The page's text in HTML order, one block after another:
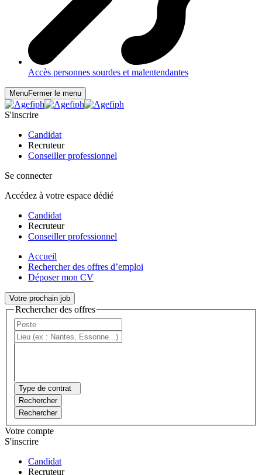
Accès personnes sourdes et malentendantes
MenuFermer le menu
S'inscrire
Candidat
Recruteur
Conseiller professionnel
Se connecter
Accédez à votre espace dédié
Candidat
Recruteur
Conseiller professionnel
Accueil
Rechercher des offres d’emploi
Déposer mon CV
Votre prochain job
Rechercher des offres
Type de contrat
Rechercher
Rechercher
Votre compte
S'inscrire
Candidat
Recruteur